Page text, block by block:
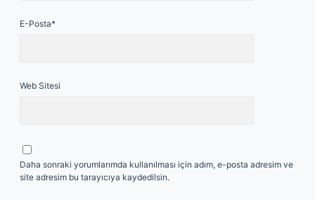
E-Posta*
Web Sitesi
Daha sonraki yorumlarımda kullanılması için adım, e-posta adresim ve
site adresim bu tarayıcıya kaydedilsin.